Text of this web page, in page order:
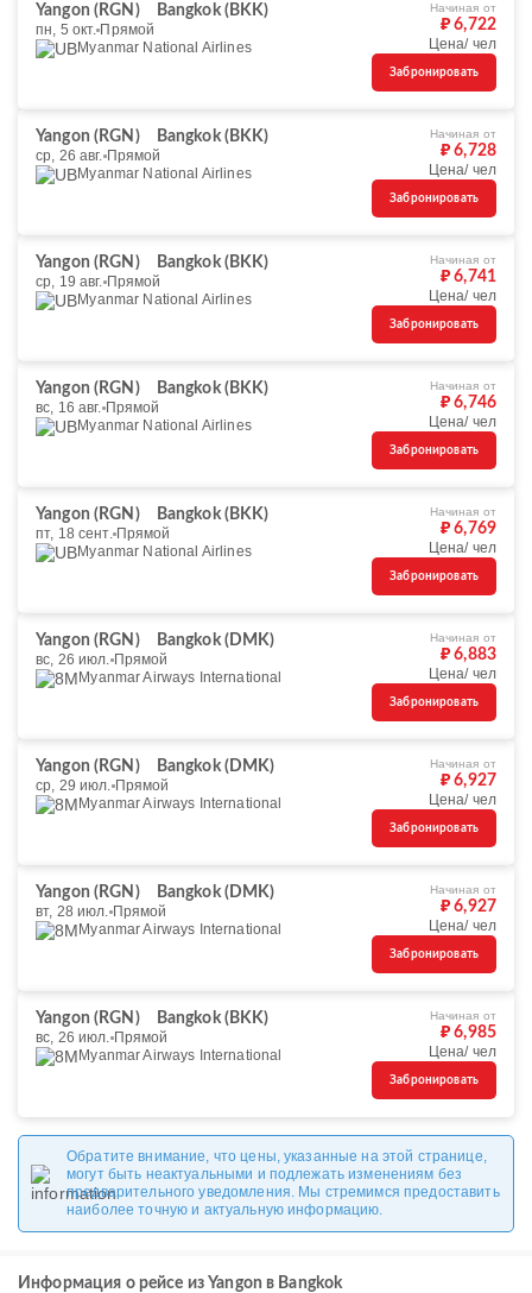
Yangon (RGN)
Bangkok (BKK)
пн, 5 окт. Прямой
Myanmar National Airlines
Начиная от
₽ 6,722
Цена/ чел
Забронировать
Yangon (RGN)
Bangkok (BKK)
ср, 26 авг. Прямой
Myanmar National Airlines
Начиная от
₽ 6,728
Цена/ чел
Забронировать
Yangon (RGN)
Bangkok (BKK)
ср, 19 авг. Прямой
Myanmar National Airlines
Начиная от
₽ 6,741
Цена/ чел
Забронировать
Yangon (RGN)
Bangkok (BKK)
вс, 16 авг. Прямой
Myanmar National Airlines
Начиная от
₽ 6,746
Цена/ чел
Забронировать
Yangon (RGN)
Bangkok (BKK)
пт, 18 сент. Прямой
Myanmar National Airlines
Начиная от
₽ 6,769
Цена/ чел
Забронировать
Yangon (RGN)
Bangkok (DMK)
вс, 26 июл. Прямой
Myanmar Airways International
Начиная от
₽ 6,883
Цена/ чел
Забронировать
Yangon (RGN)
Bangkok (DMK)
ср, 29 июл. Прямой
Myanmar Airways International
Начиная от
₽ 6,927
Цена/ чел
Забронировать
Yangon (RGN)
Bangkok (DMK)
вт, 28 июл. Прямой
Myanmar Airways International
Начиная от
₽ 6,927
Цена/ чел
Забронировать
Yangon (RGN)
Bangkok (BKK)
вс, 26 июл. Прямой
Myanmar Airways International
Начиная от
₽ 6,985
Цена/ чел
Забронировать
Обратите внимание, что цены, указанные на этой странице,
могут быть неактуальными и подлежать изменениям без
предварительного уведомления. Мы стремимся предоставить
наиболее точную и актуальную информацию.
Информация о рейсе из Yangon в Bangkok